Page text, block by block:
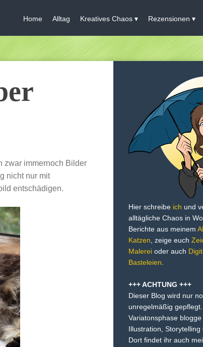
Home Alltag Kreatives Chaos Rezensionen
zwar immernoch Bilder
nicht nur mit
entschädigen.
Hier schreibe ich und
alltägliche Chaos in
Berichte aus meinem
Katzen , zeige euch
Malerei oder auch
Basteleien
+++ ACHTUNG +++
Dieser Blog wird nur
unregelmäßig
Variatonsphase
Illustration, Storytelling
Dort findet ihr auch